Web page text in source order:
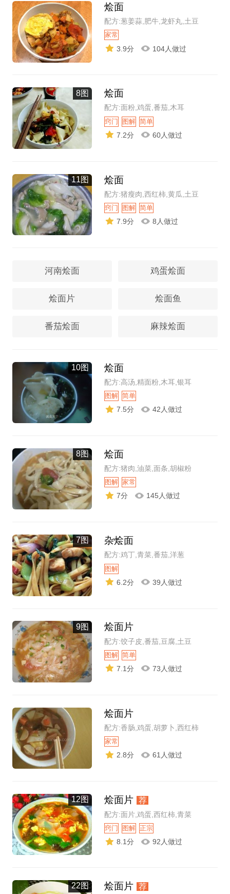
烩面
配方:葱姜蒜,肥牛,龙虾丸,土豆
家常
3.9分 104人做过
8图 烩面
配方:面粉,鸡蛋,番茄,木耳
窍门 图解 简单
7.2分 60人做过
11图 烩面
配方:猪瘦肉,西红柿,黄瓜,土豆
窍门 图解 简单
7.9分 8人做过
河南烩面 鸡蛋烩面
烩面片 烩面鱼
番茄烩面 麻辣烩面
10图 烩面
配方:高汤,精面粉,木耳,银耳
图解 简单
7.5分 42人做过
8图 烩面
配方:猪肉,油菜,面条,胡椒粉
图解 家常
7分 145人做过
7图 杂烩面
配方:鸡丁,青菜,番茄,洋葱
图解
6.2分 39人做过
9图 烩面片
配方:饺子皮,番茄,豆腐,土豆
图解 简单
7.1分 73人做过
烩面片
配方:香肠,鸡蛋,胡萝卜,西红柿
家常
2.8分 61人做过
12图 烩面片 荐
配方:面片,鸡蛋,西红柿,青菜
窍门 图解 正宗
8.1分 92人做过
22图 烩面片 荐